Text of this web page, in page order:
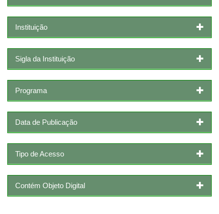
Instituição
Sigla da Instituição
Programa
Data de Publicação
Tipo de Acesso
Contém Objeto Digital